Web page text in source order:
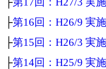
├第16回：H26/9 実施
├第15回：H26/3 実施
├第14回：H25/9 実施